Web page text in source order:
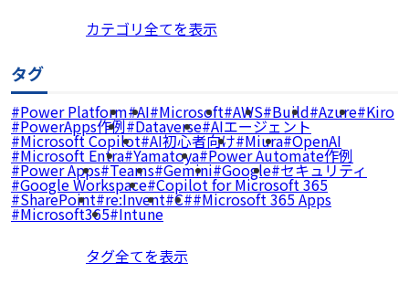
カテゴリ全てを表示
タグ
Power Platform AI Microsoft AWS Build Azure Kiro
PowerApps作例 Dataverse AIエージェント
Microsoft Copilot AI初心者向け Miura OpenAI
Microsoft Entra Yamatoya Power Automate作例
Power Apps Teams Gemini Google セキュリティ
Google Workspace Copilot for Microsoft 365
SharePoint re:Invent C# Microsoft 365 Apps
Microsoft365 Intune
タグ全てを表示